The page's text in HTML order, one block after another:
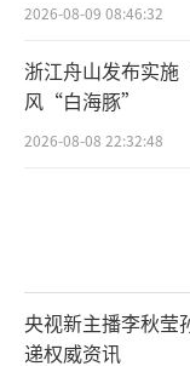
2026-08-09 08:46:32
浙江舟山发布实
风“白海豚”
2026-08-08 22:32:48
央视新主播李秋莹
递权威资讯